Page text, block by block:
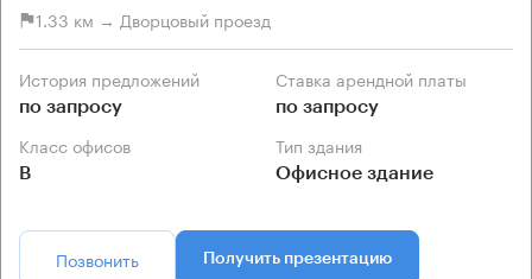
1.33 км → Дворцовый проезд
История предложений
по запросу
Ставка арендной платы
по запросу
Класс офисов
B
Тип здания
Офисное здание
Позвонить Получить презентацию